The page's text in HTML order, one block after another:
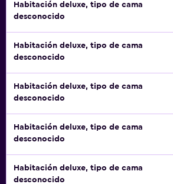
Habitación deluxe, tipo de cama
desconocido
Habitación deluxe, tipo de cama
desconocido
Habitación deluxe, tipo de cama
desconocido
Habitación deluxe, tipo de cama
desconocido
Habitación deluxe, tipo de cama
desconocido